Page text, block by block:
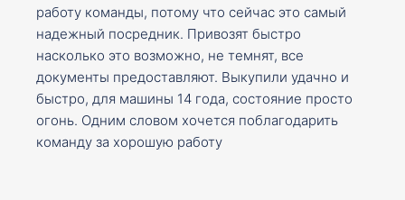
работу команды, потому что сейчас это самый
надежный посредник. Привозят быстро
насколько это возможно, не темнят, все
документы предоставляют. Выкупили удачно и
быстро, для машины 14 года, состояние просто
огонь. Одним словом хочется поблагодарить
команду за хорошую работу